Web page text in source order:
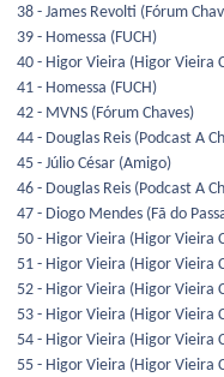
38 - James Revolti (Fórum
39 - Homessa (FUCH)
40 - Higor Vieira (Higor Vieira
41 - Homessa (FUCH)
42 - MVNS (Fórum Chaves)
44 - Douglas Reis (Podcast A
45 - Júlio César (Amigo)
46 - Douglas Reis (Podcast A
47 - Diogo Mendes (Fã do
50 - Higor Vieira (Higor Vieira
51 - Higor Vieira (Higor Vieira
52 - Higor Vieira (Higor Vieira
53 - Higor Vieira (Higor Vieira
54 - Higor Vieira (Higor Vieira
55 - Higor Vieira (Higor Vieira